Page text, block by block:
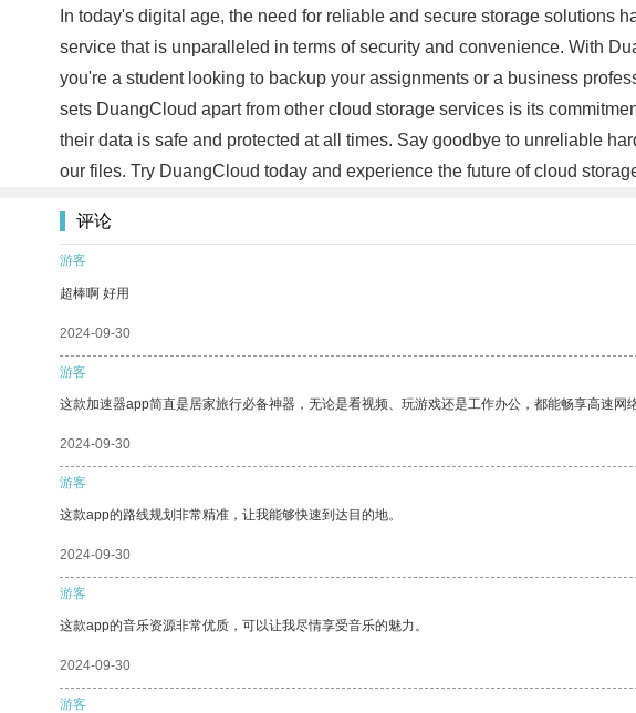
In today's digital age, the need for reliable and secure storage solutions
service that is unparalleled in terms of security and convenience. With
you're a student looking to backup your assignments or a business
sets DuangCloud apart from other cloud storage services is its
their data is safe and protected at all times. Say goodbye to unreliable
our files. Try DuangCloud today and experience the future of cloud
评论
游客
超棒啊 好用
2024-09-30
游客
这款加速器app简直是居家旅行必备神器，无论是看视频、玩游戏还是工作办公，都能畅享高速网
2024-09-30
游客
这款app的路线规划非常精准，让我能够快速到达目的地。
2024-09-30
游客
这款app的音乐资源非常优质，可以让我尽情享受音乐的魅力。
2024-09-30
游客